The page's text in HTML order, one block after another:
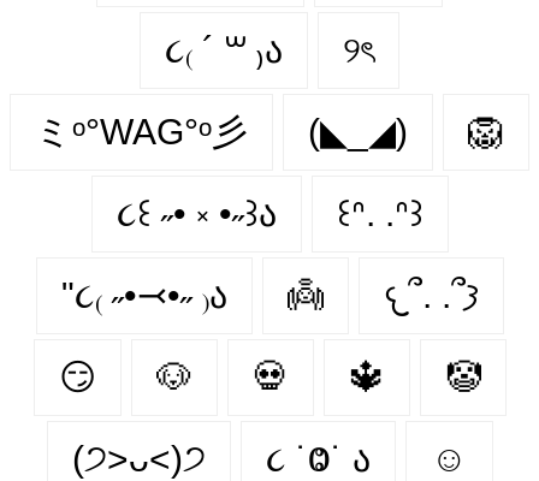
૮₍ ´ ꒳ ₎ა ୨ৎ
ミᵒ°WAG°ᵒ彡 (◣_◢) 🦁
૮꒰ ˶• ༝ •˶꒱ა ꒰ᐢ. .ᐢ꒱
"૮₍ ˶•⤙•˶ ₎ა 👼 𐔌՞. .՞𐦯
😏 🐶 💀 🔱 🤡
(੭˃ᴗ˂)੭ ૮ ˙Ⱉ˙ ა ☺